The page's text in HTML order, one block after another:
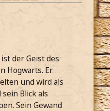
der Geist des
Hogwarts. Er
und wird als
Blick als
Sein Gewand